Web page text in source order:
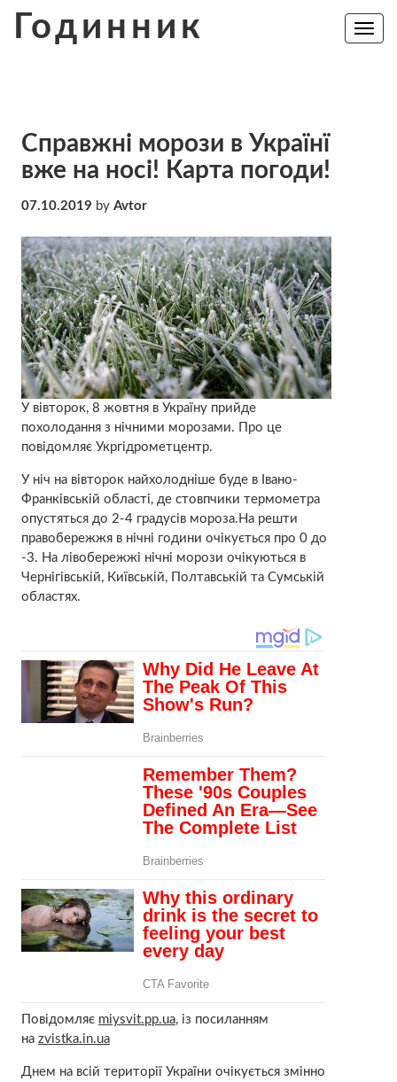
Годинник
Toggle
Справжні морози в Українї
вже на носі! Карта погоди!
07.10.2019 by Avtor
У вівторок, 8 жовтня в Україну прийде
похолодання з нічними морозами. Про це
повідомляє Укргідрометцентр.
У ніч на вівторок найхолодніше буде в Івано-
Франківській області, де стовпчики термометра
опустяться до 2-4 градусів мороза.На решти
правобережжя в нічні години очікується про 0 до
-3. На лівобережжі нічні морози очікуються в
Чернігівській, Київській, Полтавській та Сумській
областях.
Повідомляє miysvit.pp.ua, із посиланням
на zvistka.in.ua
Днем на всій території України очікується змінно